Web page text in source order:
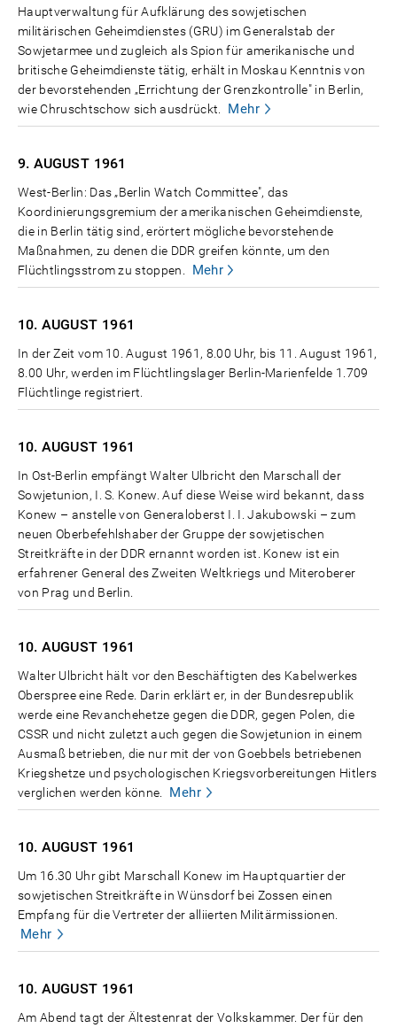
Hauptverwaltung für Aufklärung des sowjetischen
militärischen Geheimdienstes (GRU) im Generalstab der
Sowjetarmee und zugleich als Spion für amerikanische und
britische Geheimdienste tätig, erhält in Moskau Kenntnis von
der bevorstehenden „Errichtung der Grenzkontrolle" in Berlin,
wie Chruschtschow sich ausdrückt.
Mehr
9. AUGUST 1961
West-Berlin: Das „Berlin Watch Committee", das
Koordinierungsgremium der amerikanischen Geheimdienste,
die in Berlin tätig sind, erörtert mögliche bevorstehende
Maßnahmen, zu denen die DDR greifen könnte, um den
Flüchtlingsstrom zu stoppen.
Mehr
10. AUGUST 1961
In der Zeit vom 10. August 1961, 8.00 Uhr, bis 11. August 1961,
8.00 Uhr, werden im Flüchtlingslager Berlin-Marienfelde 1.709
Flüchtlinge registriert.
10. AUGUST 1961
In Ost-Berlin empfängt Walter Ulbricht den Marschall der
Sowjetunion, I. S. Konew. Auf diese Weise wird bekannt, dass
Konew – anstelle von Generaloberst I. I. Jakubowski – zum
neuen Oberbefehlshaber der Gruppe der sowjetischen
Streitkräfte in der DDR ernannt worden ist. Konew ist ein
erfahrener General des Zweiten Weltkriegs und Miteroberer
von Prag und Berlin.
10. AUGUST 1961
Walter Ulbricht hält vor den Beschäftigten des Kabelwerkes
Oberspree eine Rede. Darin erklärt er, in der Bundesrepublik
werde eine Revanchehetze gegen die DDR, gegen Polen, die
CSSR und nicht zuletzt auch gegen die Sowjetunion in einem
Ausmaß betrieben, die nur mit der von Goebbels betriebenen
Kriegshetze und psychologischen Kriegsvorbereitungen Hitlers
verglichen werden könne.
Mehr
10. AUGUST 1961
Um 16.30 Uhr gibt Marschall Konew im Hauptquartier der
sowjetischen Streitkräfte in Wünsdorf bei Zossen einen
Empfang für die Vertreter der alliierten Militärmissionen.
Mehr
10. AUGUST 1961
Am Abend tagt der Ältestenrat der Volkskammer. Der für den